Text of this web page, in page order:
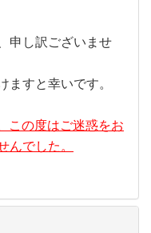
申し訳ございませ
すと幸いです。
この度はご迷惑をお
でした。